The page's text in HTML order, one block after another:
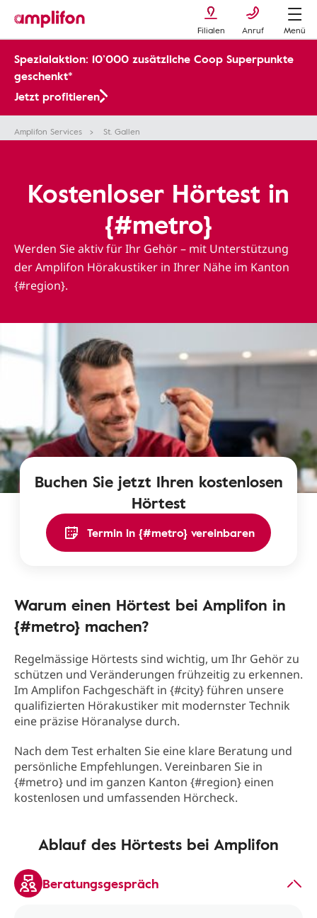
Filialen Anruf Menü
Spezialaktion: 10’000 zusätzliche Coop Superpunkte
geschenkt*
Jetzt profitieren
Amplifon Services St. Gallen
Kostenloser Hörtest in
{#metro}
Werden Sie aktiv für Ihr Gehör – mit Unterstützung
der Amplifon Hörakustiker in Ihrer Nähe im Kanton
{#region}.
Buchen Sie jetzt Ihren kostenlosen
Hörtest
Termin in {#metro} vereinbaren
Warum einen Hörtest bei Amplifon in
{#metro} machen?
Regelmässige Hörtests sind wichtig, um Ihr Gehör zu
schützen und Veränderungen frühzeitig zu erkennen.
Im Amplifon Fachgeschäft in {#city} führen unsere
qualifizierten Hörakustiker mit modernster Technik
eine präzise Höranalyse durch.
Nach dem Test erhalten Sie eine klare Beratung und
persönliche Empfehlungen. Vereinbaren Sie in
{#metro} und im ganzen Kanton {#region} einen
kostenlosen und umfassenden Hörcheck.
Ablauf des Hörtests bei Amplifon
Beratungsgespräch